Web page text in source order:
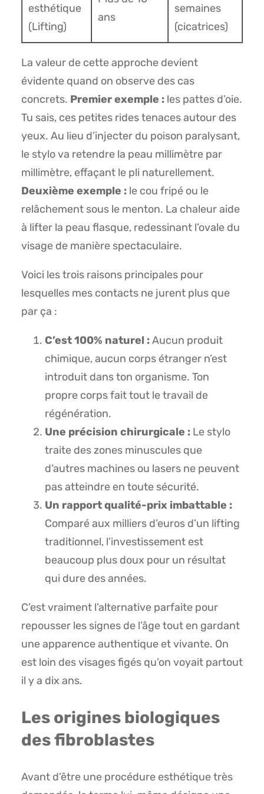
esthétique
(Lifting)
ans
semaines
(cicatrices)
La valeur de cette approche devient
évidente quand on observe des cas
concrets. Premier exemple : les pattes d’oie.
Tu sais, ces petites rides tenaces autour des
yeux. Au lieu d’injecter du poison paralysant,
le stylo va retendre la peau millimètre par
millimètre, effaçant le pli naturellement.
Deuxième exemple : le cou fripé ou le
relâchement sous le menton. La chaleur aide
à lifter la peau flasque, redessinant l’ovale du
visage de manière spectaculaire.
Voici les trois raisons principales pour
lesquelles mes contacts ne jurent plus que
par ça :
C’est 100% naturel :Aucun produit
chimique, aucun corps étranger n’est
introduit dans ton organisme. Ton
propre corps fait tout le travail de
régénération.
Une précision chirurgicale : Le stylo
traite des zones minuscules que
d’autres machines ou lasers ne peuvent
pas atteindre en toute sécurité.
Un rapport qualité-prix imbattable :
Comparé aux milliers d’euros d’un lifting
traditionnel, l’investissement est
beaucoup plus doux pour un résultat
qui dure des années.
C’est vraiment l’alternative parfaite pour
repousser les signes de l’âge tout en gardant
une apparence authentique et vivante. On
est loin des visages figés qu’on voyait partout
il y a dix ans.
Les origines biologiques
des fibroblastes
Avant d’être une procédure esthétique très